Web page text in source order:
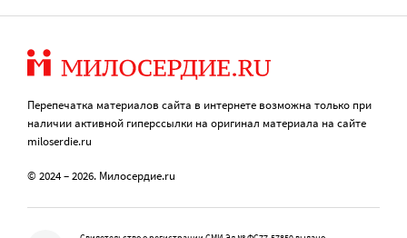
Перепечатка материалов сайта в интернете возможна только при
наличии активной гиперссылки на оригинал материала на сайте
miloserdie.ru
© 2024 – 2026. Милосердие.ru